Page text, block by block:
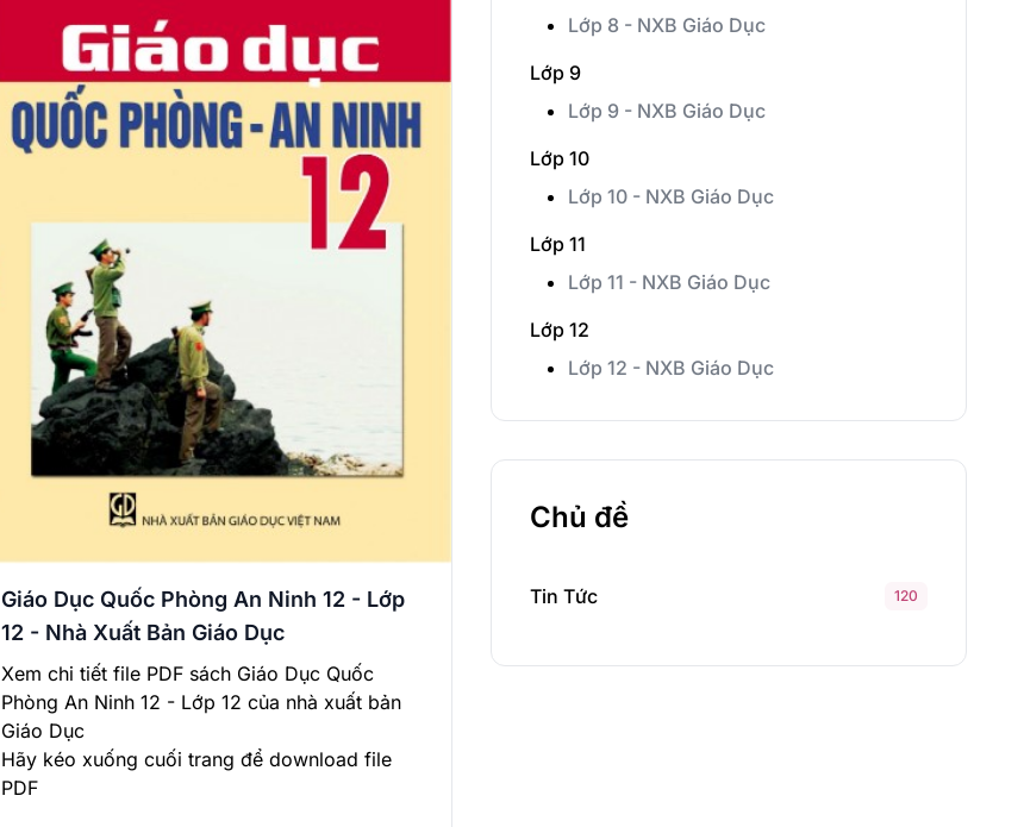
Giáo Dục Quốc Phòng An Ninh 12 - Lớp
12 - Nhà Xuất Bản Giáo Dục
Xem chi tiết file PDF sách Giáo Dục Quốc
Phòng An Ninh 12 - Lớp 12 của nhà xuất bản
Giáo Dục
Hãy kéo xuống cuối trang để download file
PDF
Lớp 8 - NXB Giáo Dục
Lớp 9
Lớp 9 - NXB Giáo Dục
Lớp 10
Lớp 10 - NXB Giáo Dục
Lớp 11
Lớp 11 - NXB Giáo Dục
Lớp 12
Lớp 12 - NXB Giáo Dục
Chủ đề
Tin Tức 120